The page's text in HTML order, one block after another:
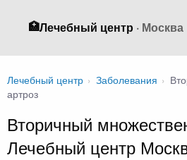
🏥Лечебный центр · Москва
Лечебный центр › Заболевания ›
артроз
Вторичный
Лечебный центр